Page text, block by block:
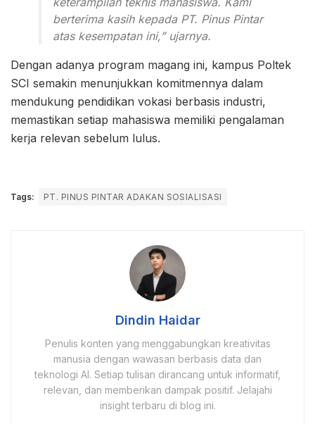
berterima kasih kepada PT. Pinus Pintar
atas kesempatan ini,” ujarnya.
Dengan adanya program magang ini, kampus Poltek
SCI semakin menunjukkan komitmennya dalam
mendukung pendidikan vokasi berbasis industri,
memastikan setiap mahasiswa memiliki pengalaman
kerja relevan sebelum lulus.
Tags: PT. PINUS PINTAR ADAKAN SOSIALISASI
Dindin Haidar
Penulis konten yang menggabungkan kreativitas
manusia dengan wawasan berbasis data dan
teknologi AI. Setiap tulisan dirancang untuk informatif,
relevan, dan memberikan dampak positif. Jelajahi
insight terbaru di blog ini.